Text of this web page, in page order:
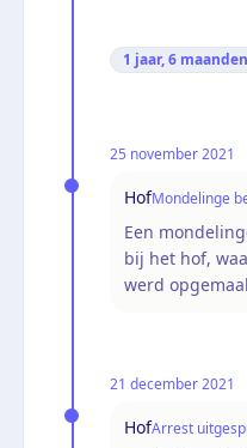
1 jaar, 6 maanden
25 november 2021
HofMondelinge
Een
bij het hof,
werd
21 december 2021
HofArrest